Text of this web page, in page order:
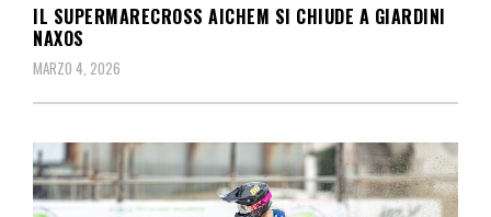
IL SUPERMARECROSS AICHEM SI CHIUDE A GIARDINI
NAXOS
MARZO 4, 2026